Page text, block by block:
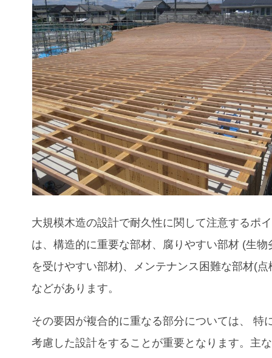
大規模木造の設計で耐久性に関して注意するポ
は、構造的に重要な部材、腐りやすい部材 (生物
を受けやすい部材)、メンテナンス困難な部材(点
などがあります。
その要因が複合的に重なる部分については、 特
考慮した設計をすることが重要となります。主